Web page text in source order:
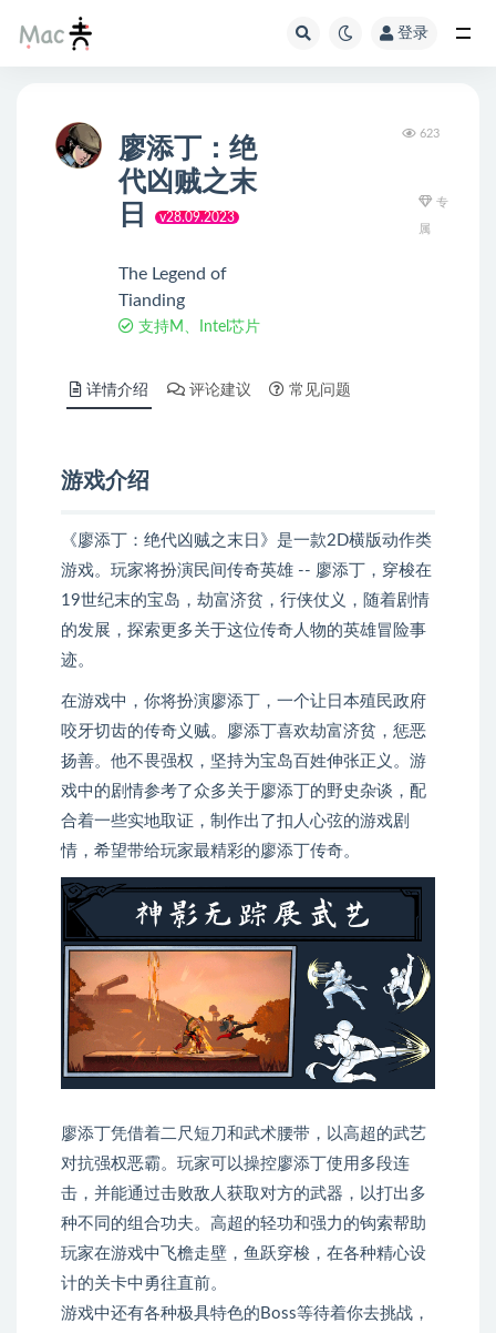
登录
廖添丁：绝
代凶贼之末
日
v28.09.2023
The Legend of
Tianding
支持M、Intel芯片
623
专
属
详情介绍 评论建议 常见问题
游戏介绍
《廖添丁：绝代凶贼之末日》是一款2D横版动作类
游戏。玩家将扮演民间传奇英雄 -- 廖添丁，穿梭在
19世纪末的宝岛，劫富济贫，行侠仗义，随着剧情
的发展，探索更多关于这位传奇人物的英雄冒险事
迹。
在游戏中，你将扮演廖添丁，一个让日本殖民政府
咬牙切齿的传奇义贼。廖添丁喜欢劫富济贫，惩恶
扬善。他不畏强权，坚持为宝岛百姓伸张正义。游
戏中的剧情参考了众多关于廖添丁的野史杂谈，配
合着一些实地取证，制作出了扣人心弦的游戏剧
情，希望带给玩家最精彩的廖添丁传奇。
廖添丁凭借着二尺短刀和武术腰带，以高超的武艺
对抗强权恶霸。玩家可以操控廖添丁使用多段连
击，并能通过击败敌人获取对方的武器，以打出多
种不同的组合功夫。高超的轻功和强力的钩索帮助
玩家在游戏中飞檐走壁，鱼跃穿梭，在各种精心设
计的关卡中勇往直前。
游戏中还有各种极具特色的Boss等待着你去挑战，